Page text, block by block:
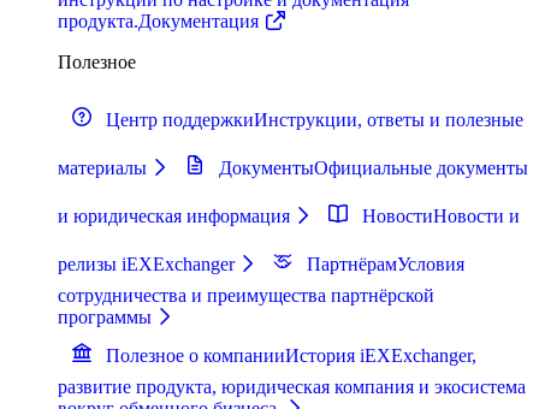
продукта.Документация
Полезное
Центр поддержкиИнструкции, ответы и полезные
материалы ДокументыОфициальные документы
и юридическая информация НовостиНовости и
релизы iEXExchanger ПартнёрамУсловия
сотрудничества и преимущества партнёрской
программы
Полезное о компанииИстория iEXExchanger,
развитие продукта, юридическая компания и экосистема